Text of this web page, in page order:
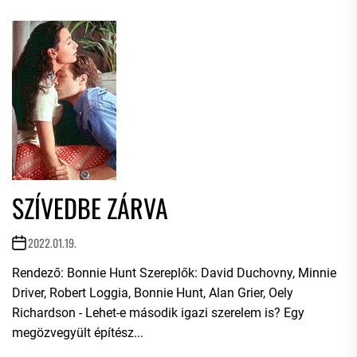
SZÍVEDBE ZÁRVA
2022.01.19.
Rendező: Bonnie Hunt Szereplők: David Duchovny, Minnie
Driver, Robert Loggia, Bonnie Hunt, Alan Grier, Oely
Richardson - Lehet-e második igazi szerelem is? Egy
megözvegyült építész...